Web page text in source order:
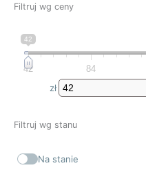
Filtruj wg ceny
42
42 84
zł
Filtruj wg stanu
Na stanie